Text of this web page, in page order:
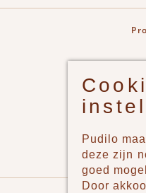
Pudilo
deze zijn
goed
Door